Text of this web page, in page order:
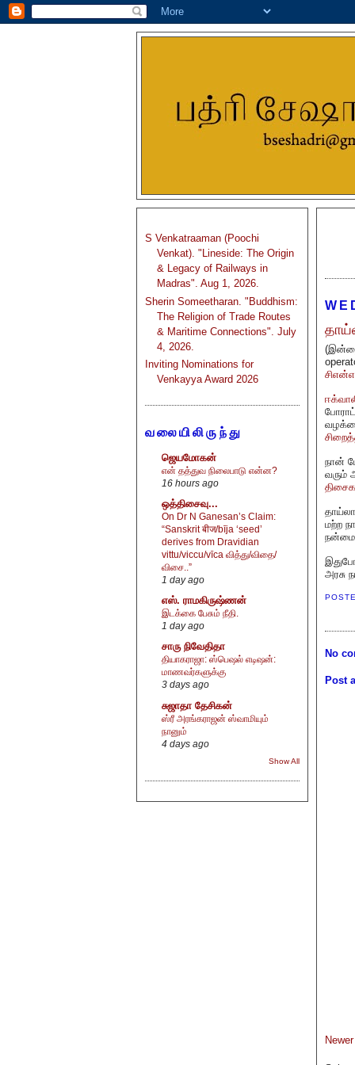
S Venkatraaman (Poochi
Venkat). "Lineside: The Origin
& Legacy of Railways in
Madras". Aug 1, 2026.
Sherin Someetharan. "Buddhism:
The Religion of Trade Routes
& Maritime Connections". July
4, 2026.
Inviting Nominations for
Venkayya Award 2026
வலையிலிருந்து
ஜெயமோகன்
என் தத்துவ நிலைபாடு என்ன?
16 hours ago
ஒத்திசைவு...
On Dr N Ganesan’s Claim:
“Sanskrit बीज/bīja ‘seed’
derives from Dravidian
vittu/viccu/vīca வித்து/விதை/
விசை..”
1 day ago
எஸ். ராமகிருஷ்ணன்
இடக்கை பேசும் நீதி.
1 day ago
சாரு நிவேதிதா
தியாகராஜா: ஸ்பெஷல் எடிஷன்:
மாணவர்களுக்கு
3 days ago
சுஜாதா தேசிகன்
ஸ்ரீ அரங்கராஜன் ஸ்வாமியும்
நானும்
4 days ago
Show All
நான்
வரும்
மற்ற
அரசு
No
Post